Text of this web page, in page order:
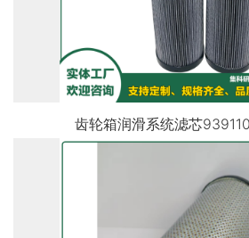
齿轮箱润滑系统滤芯